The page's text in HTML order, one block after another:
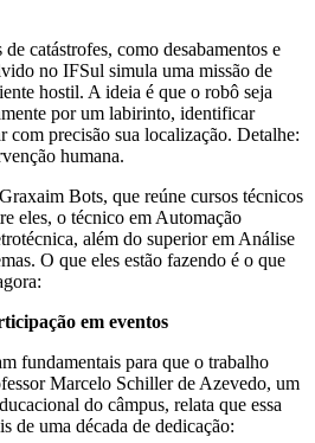
catástrofes, como desabamentos e
no IFSul simula uma missão de
hostil. A ideia é que o robô seja
por um labirinto, identificar
com precisão sua localização. Detalhe:
humana.
Bots, que reúne cursos técnicos
eles, o técnico em Automação
além do superior em Análise
O que eles estão fazendo é o que
em eventos
fundamentais para que o trabalho
Marcelo Schiller de Azevedo, um
do câmpus, relata que essa
de uma década de dedicação: